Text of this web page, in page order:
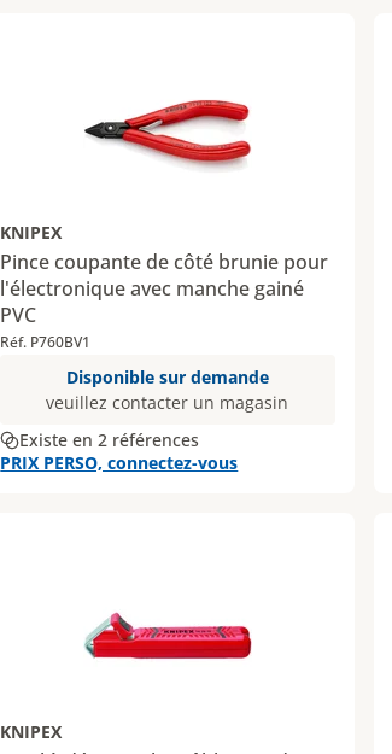
KNIPEX
Pince coupante de côté brunie pour
l'électronique avec manche gainé
PVC
Réf. P760BV1
Disponible sur demande
veuillez contacter un magasin
Existe en 2 références
PRIX PERSO, connectez-vous
KNIPEX